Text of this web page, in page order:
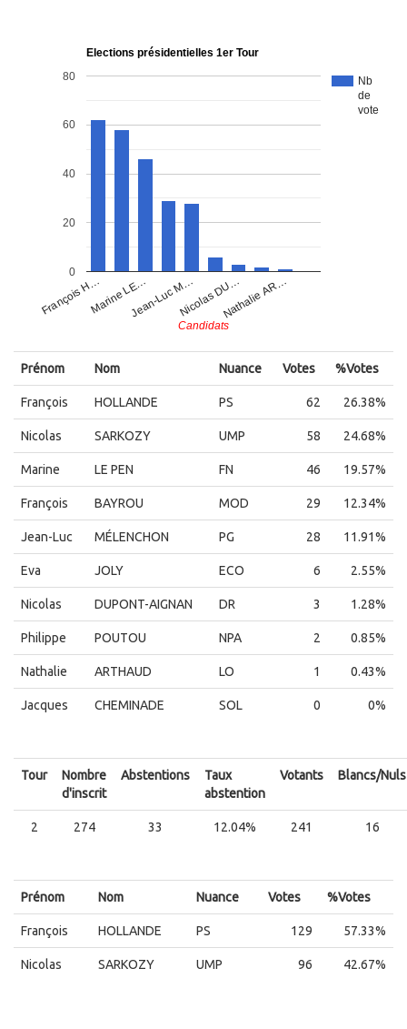
Elections présidentielles 1er Tour
Nb
de
vote
François H…Marine LE…Jean-Luc M…Nicolas DU…Nathalie AR…
0
20
40
60
80
Candidats
Prénom Nom Nuance Votes %Votes
François HOLLANDE PS 62 26.38%
Nicolas SARKOZY UMP 58 24.68%
Marine LE PEN FN 46 19.57%
François BAYROU MOD 29 12.34%
Jean-Luc MÉLENCHON PG 28 11.91%
Eva JOLY ECO 6 2.55%
Nicolas DUPONT-AIGNAN DR 3 1.28%
Philippe POUTOU NPA 2 0.85%
Nathalie ARTHAUD LO 1 0.43%
Jacques CHEMINADE SOL 0 0%
Tour
Nombre
d'inscrit
Abstentions
Taux
abstention
Votants Blancs/Nuls
2 274 33 12.04% 241 16
Prénom Nom Nuance Votes %Votes
François HOLLANDE PS 129 57.33%
Nicolas SARKOZY UMP 96 42.67%